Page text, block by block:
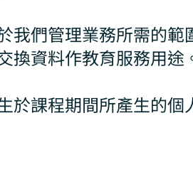
我們管理業務所需的
換資料作教育服務用途
於課程期間所產生的個